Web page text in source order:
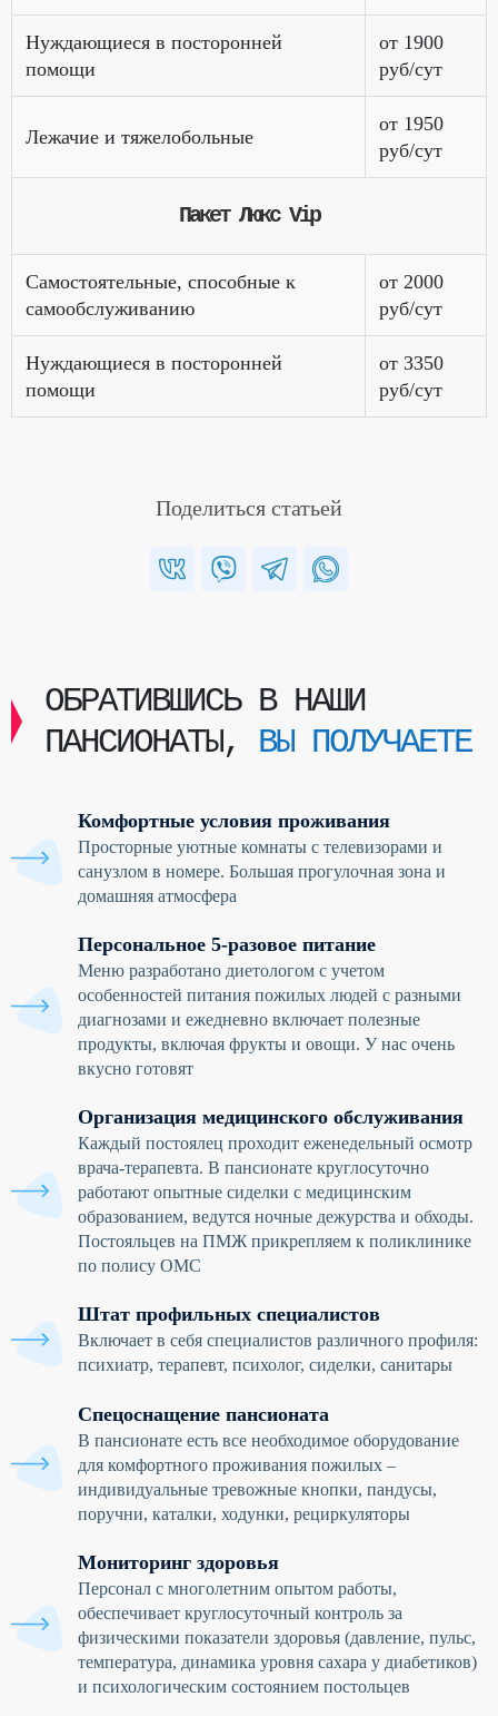
Нуждающиеся в посторонней
помощи
от 1900
руб/сут
Лежачие и тяжелобольные
от 1950
руб/сут
Пакет Люкс Vip
Самостоятельные, способные к
самообслуживанию
от 2000
руб/сут
Нуждающиеся в посторонней
помощи
от 3350
руб/сут
Поделиться статьей
ОБРАТИВШИСЬ В НАШИ
ПАНСИОНАТЫ, ВЫ ПОЛУЧАЕТЕ
Комфортные условия проживания
Просторные уютные комнаты с телевизорами и
санузлом в номере. Большая прогулочная зона и
домашняя атмосфера
Персональное 5-разовое питание
Меню разработано диетологом с учетом
особенностей питания пожилых людей с разными
диагнозами и ежедневно включает полезные
продукты, включая фрукты и овощи. У нас очень
вкусно готовят
Организация медицинского обслуживания
Каждый постоялец проходит еженедельный осмотр
врача-терапевта. В пансионате круглосуточно
работают опытные сиделки с медицинским
образованием, ведутся ночные дежурства и обходы.
Постояльцев на ПМЖ прикрепляем к поликлинике
по полису ОМС
Штат профильных специалистов
Включает в себя специалистов различного профиля:
психиатр, терапевт, психолог, сиделки, санитары
Спецоснащение пансионата
В пансионате есть все необходимое оборудование
для комфортного проживания пожилых –
индивидуальные тревожные кнопки, пандусы,
поручни, каталки, ходунки, рециркуляторы
Мониторинг здоровья
Персонал с многолетним опытом работы,
обеспечивает круглосуточный контроль за
физическими показатели здоровья (давление, пульс,
температура, динамика уровня сахара у диабетиков)
и психологическим состоянием постольцев